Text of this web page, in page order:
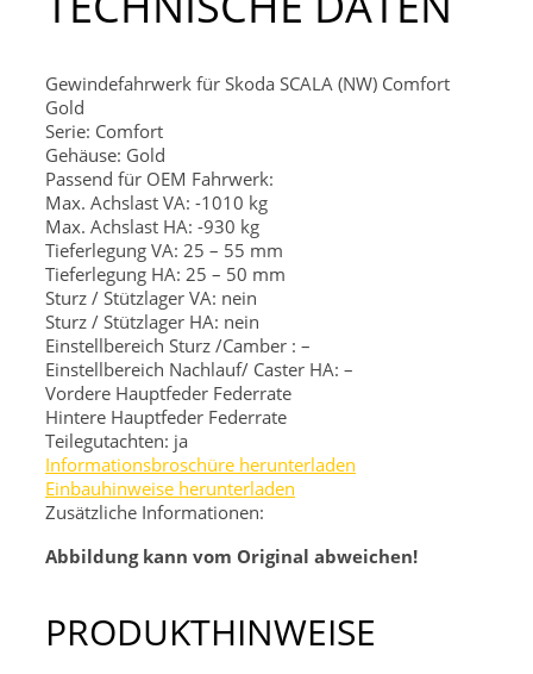
Gewindefahrwerk für Skoda SCALA (NW) Comfort
Gold
Serie: Comfort
Gehäuse: Gold
Passend für OEM Fahrwerk:
Max. Achslast VA: -1010 kg
Max. Achslast HA: -930 kg
Tieferlegung VA: 25 – 55 mm
Tieferlegung HA: 25 – 50 mm
Sturz / Stützlager VA: nein
Sturz / Stützlager HA: nein
Einstellbereich Sturz /Camber : –
Einstellbereich Nachlauf/ Caster HA: –
Vordere Hauptfeder Federrate
Hintere Hauptfeder Federrate
Teilegutachten: ja
Informationsbroschüre herunterladen
Einbauhinweise herunterladen
Zusätzliche Informationen:
Abbildung kann vom Original abweichen!
PRODUKTHINWEISE